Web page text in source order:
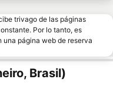
trivago de las páginas
Por lo tanto, es
una página web de reserva
Brasil)